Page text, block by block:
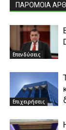
ΠΑΡΟΜΟΙΑ
Επενδύσεις
Επιχειρήσεις